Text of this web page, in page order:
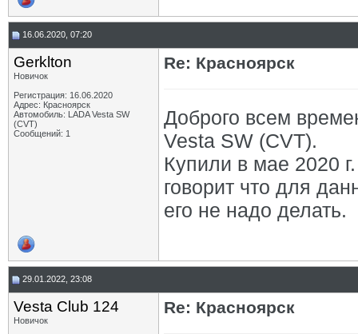
16.06.2020, 07:20
Gerklton
Новичок
Регистрация: 16.06.2020
Адрес: Красноярск
Автомобиль: LADA Vesta SW
(CVT)
Сообщений: 1
Re: Красноярск
Доброго всем
Vesta SW (CVT).
Купили в мае 2020
говорит что для
его не надо делать.
29.01.2022, 23:08
Vesta Club 124
Новичок
Re: Красноярск